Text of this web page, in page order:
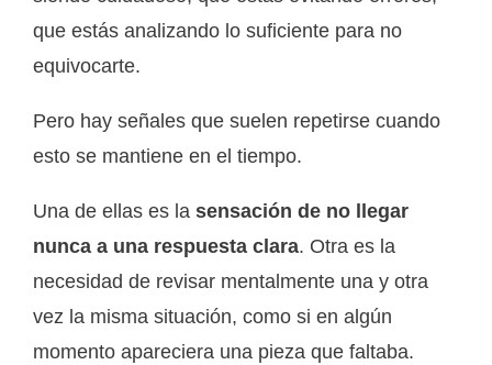
que estás analizando lo suficiente para no
equivocarte.
Pero hay señales que suelen repetirse cuando
esto se mantiene en el tiempo.
Una de ellas es la sensación de no llegar
nunca a una respuesta clara. Otra es la
necesidad de revisar mentalmente una y otra
vez la misma situación, como si en algún
momento apareciera una pieza que faltaba.